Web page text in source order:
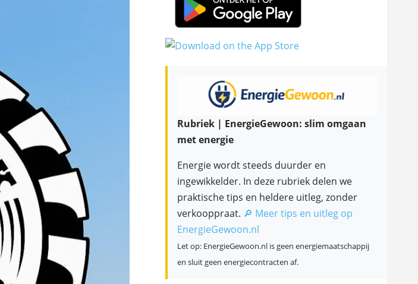
Rubriek | EnergieGewoon: slim omgaan
met energie
Energie wordt steeds duurder en
ingewikkelder. In deze rubriek delen we
praktische tips en heldere uitleg, zonder
verkooppraat. 🔎 Meer tips en uitleg op
EnergieGewoon.nl
Let op: EnergieGewoon.nl is geen energiemaatschappij
en sluit geen energiecontracten af.